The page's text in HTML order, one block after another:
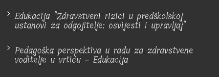
Edukacija "Zdravstveni rizici u predškolskoj
ustanovi za odgojitelje: osvijesti i upravljaj"
Pedagoška perspektiva u radu za zdravstvene
voditelje u vrtiću - Edukacija